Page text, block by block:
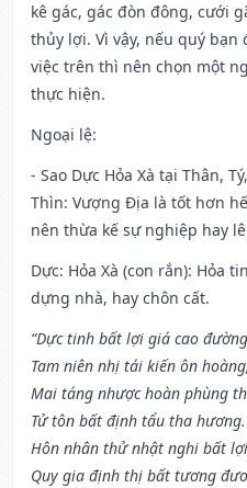
kê gác, gác đòn đông, cưới
thủy lợi. Vì vậy, nếu quý
việc trên thì nên chọn một
thực hiện.
Ngoại lệ:
- Sao Dực Hỏa Xà tại Thân,
Thìn: Vượng Địa là tốt hơn
nên thừa kế sự nghiệp hay
Dực: Hỏa Xà (con rắn): Hỏa
dựng nhà, hay chôn cất.
“Dực tinh bất lợi giá cao
Tam niên nhị tái kiến ôn hoàng,
Mai táng nhược hoàn phùng
Tử tôn bất định tẩu tha hương.
Hôn nhân thử nhật nghi bất
Quy gia định thị bất tương